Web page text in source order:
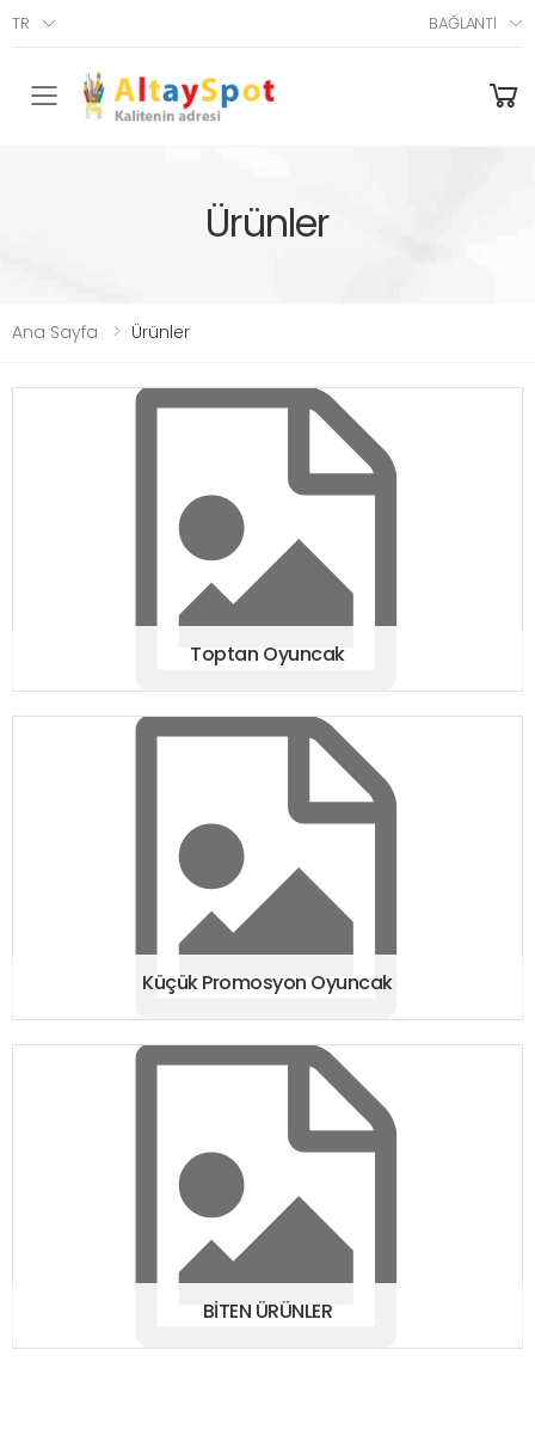
TR BAĞLANTI
Menü
Ürünler
Ana Sayfa Ürünler
Toptan Oyuncak
Küçük Promosyon Oyuncak
BİTEN ÜRÜNLER